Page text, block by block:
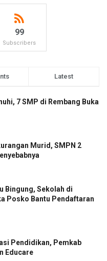
99
Subscribers
Latest
7 SMP di Rembang Buka
Murid, SMPN 2
Bingung, Sekolah di
Posko Bantu Pendaftaran
Pendidikan, Pemkab
Educare